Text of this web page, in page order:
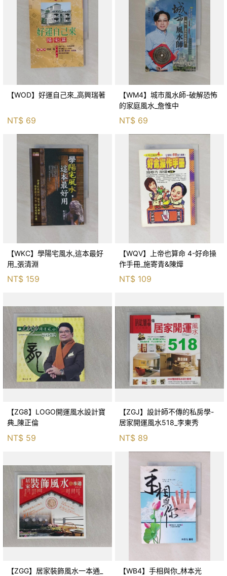
【WOD】好運自己來_高興瑞著
NT$ 69
【WM4】城市風水師-破解恐怖
的家庭風水_詹惟中
NT$ 69
【WKC】學陽宅風水,這本最好
用_張清淵
NT$ 159
【WQV】上帝也算命 4-好命操
作手冊_施寄青&陳燁
NT$ 109
【ZG8】LOGO開運風水設計寶
典_陳正倫
NT$ 59
【ZGJ】設計師不傳的私房學-
居家開運風水518_李東秀
NT$ 89
【ZGG】居家裝飾風水一本通_ 【WB4】手相與你_林本光